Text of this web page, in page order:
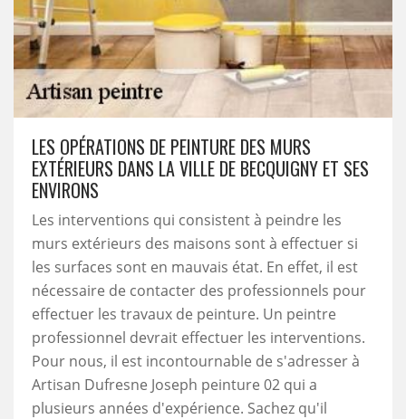
LES OPÉRATIONS DE PEINTURE DES MURS
EXTÉRIEURS DANS LA VILLE DE BECQUIGNY ET SES
ENVIRONS
Les interventions qui consistent à peindre les
murs extérieurs des maisons sont à effectuer si
les surfaces sont en mauvais état. En effet, il est
nécessaire de contacter des professionnels pour
effectuer les travaux de peinture. Un peintre
professionnel devrait effectuer les interventions.
Pour nous, il est incontournable de s'adresser à
Artisan Dufresne Joseph peinture 02 qui a
plusieurs années d'expérience. Sachez qu'il